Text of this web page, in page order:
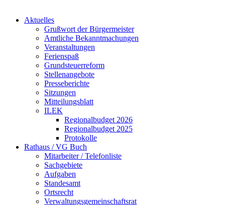
Aktuelles
Grußwort der Bürgermeister
Amtliche Bekanntmachungen
Veranstaltungen
Ferienspaß
Grundsteuerreform
Stellenangebote
Presseberichte
Sitzungen
Mitteilungsblatt
ILEK
Regionalbudget 2026
Regionalbudget 2025
Protokolle
Rathaus / VG Buch
Mitarbeiter / Telefonliste
Sachgebiete
Aufgaben
Standesamt
Ortsrecht
Verwaltungsgemeinschaftsrat